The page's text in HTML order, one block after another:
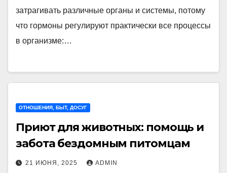
затрагивать различные органы и системы, потому
что гормоны регулируют практически все процессы
в организме:…
ОТНОШЕНИЯ, БЫТ, ДОСУГ
Приют для животных: помощь и
забота бездомным питомцам
21 ИЮНЯ, 2025 ADMIN